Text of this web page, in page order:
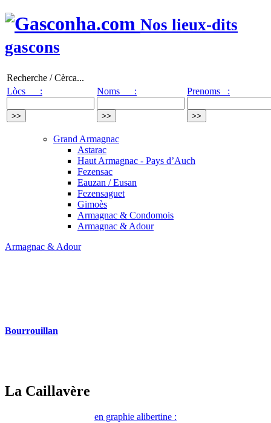
Nos lieux-dits
gascons
Recherche / Cèrca...
Lòcs :
Noms : Prenoms :
Grand Armagnac
Astarac
Haut Armagnac - Pays d’Auch
Fezensac
Eauzan / Eusan
Fezensaguet
Gimoès
Armagnac & Condomois
Armagnac & Adour
Armagnac & Adour
Bourrouillan
La Caillavère
en graphie alibertine :